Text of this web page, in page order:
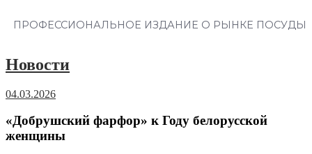
ПРОФЕССИОНАЛЬНОЕ ИЗДАНИЕ О РЫНКЕ ПОСУДЫ
Новости
04.03.2026
«Добрушский фарфор» к Году белорусской
женщины